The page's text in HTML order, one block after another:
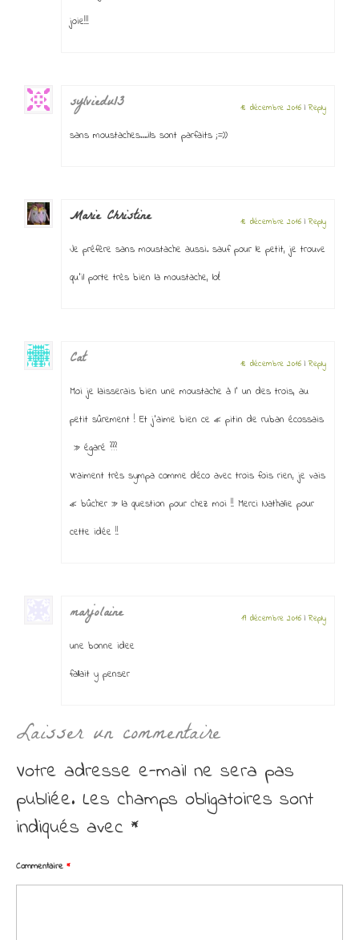
joie!!!
sylviedu13 18 décembre 2016 |Reply
sans moustaches….ils sont parfaits ;=))
Marie Christine 18 décembre 2016 |Reply
Je préfère sans moustache aussi. sauf pour le petit, je trouve
qu’il porte très bien la moustache, lol!
Cat 18 décembre 2016 |Reply
Moi je laisserais bien une moustache à l’ un des trois, au
petit sûrement ! Et j’aime bien ce « pitin de ruban écossais
» égaré ???
Vraiment très sympa comme déco avec trois fois rien, je vais
« bûcher » la question pour chez moi !! Merci Nathalie pour
cette idée !!
marjolaine 19 décembre 2016 |Reply
une bonne idee
fallait y penser
Laisser un commentaire
Votre adresse e-mail ne sera pas
publiée. Les champs obligatoires sont
indiqués avec *
Commentaire *